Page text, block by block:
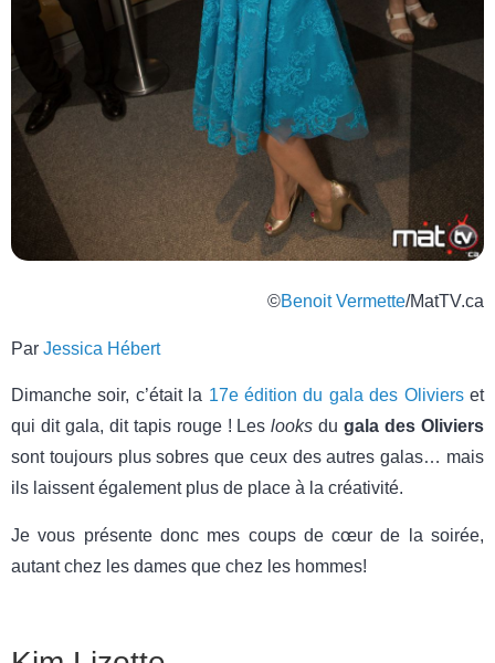
©Benoit Vermette/MatTV.ca
Par Jessica Hébert
Dimanche soir, c’était la 17e édition du gala des Olivierset
qui dit gala, dit tapis rouge ! Leslooks dugala des Oliviers
sont toujours plus sobres que ceux des autres galas… mais
ils laissent également plus de place à la créativité.
Je vous présente donc mes coups de cœur de la soirée,
autant chez les dames que chez les hommes!